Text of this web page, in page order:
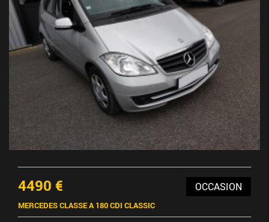
4490 € OCCASION
MERCEDES CLASSE A 180 CDI CLASSIC